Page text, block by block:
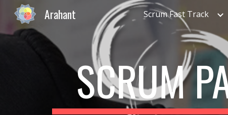
Arahant Scrum Fast Track
SCRUM